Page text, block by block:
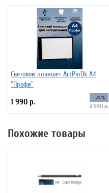
Световой планшет ArtPinOk А4
"Профи"
1 990 р. -23 %
2 590 р.
Похожие товары